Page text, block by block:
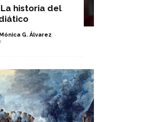
historia del
Mónica G. Álvarez -